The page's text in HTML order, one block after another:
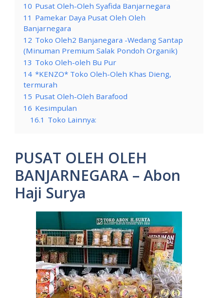
10 Pusat Oleh-Oleh Syafida Banjarnegara
11 Pamekar Daya Pusat Oleh Oleh
Banjarnegara
12 Toko Oleh2 Banjanegara -Wedang Santap
(Minuman Premium Salak Pondoh Organik)
13 Toko Oleh-oleh Bu Pur
14 *KENZO* Toko Oleh-Oleh Khas Dieng,
termurah
15 Pusat Oleh-Oleh Barafood
16 Kesimpulan
16.1 Toko Lainnya:
PUSAT OLEH OLEH
BANJARNEGARA – Abon
Haji Surya